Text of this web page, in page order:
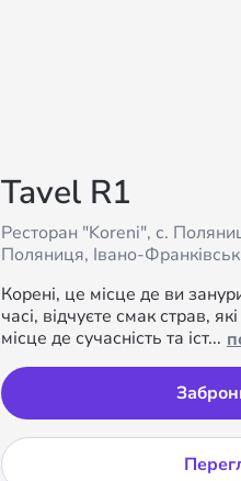
Tavel R1
Ресторан "Koreni", с.
Поляниця, Івано-
Корені, це місце де ви
часі, відчуєте смак страв,
місце де сучасність та іст...